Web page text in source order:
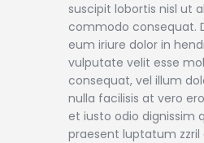
suscipit lobortis nisl ut
commodo consequat.
eum iriure dolor in
vulputate velit esse
consequat, vel illum
nulla facilisis at vero
et iusto odio dignissim
praesent luptatum zzril